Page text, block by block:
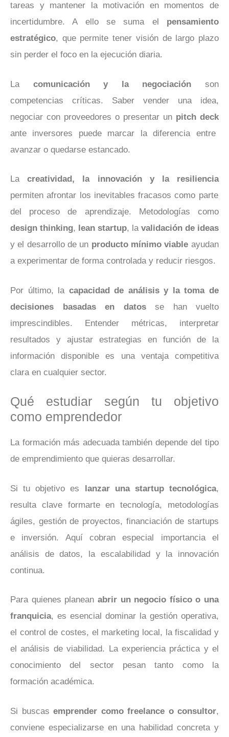
tareas y mantener la motivación en momentos de
incertidumbre. A ello se suma el pensamiento
estratégico, que permite tener visión de largo plazo
sin perder el foco en la ejecución diaria.
La comunicación y la negociación son
competencias críticas. Saber vender una idea,
negociar con proveedores o presentar un pitch deck
ante inversores puede marcar la diferencia entre
avanzar o quedarse estancado.
Lacreatividad, la innovación y la resiliencia
permiten afrontar los inevitables fracasos como parte
del proceso de aprendizaje. Metodologías como
design thinking, lean startup, la validación de ideas
y el desarrollo de un producto mínimo viable ayudan
a experimentar de forma controlada y reducir riesgos.
Por último, la capacidad de análisis y la toma de
decisiones basadas en datosse han vuelto
imprescindibles. Entender métricas, interpretar
resultados y ajustar estrategias en función de la
información disponible es una ventaja competitiva
clara en cualquier sector.
Qué estudiar según tu objetivo
como emprendedor
La formación más adecuada también depende del tipo
de emprendimiento que quieras desarrollar.
Si tu objetivo es lanzar una startup tecnológica,
resulta clave formarte en tecnología, metodologías
ágiles, gestión de proyectos, financiación de startups
e inversión. Aquí cobran especial importancia el
análisis de datos, la escalabilidad y la innovación
continua.
Para quienes planean abrir un negocio físico o una
franquicia, es esencial dominar la gestión operativa,
el control de costes, el marketing local, la fiscalidad y
el análisis de viabilidad. La experiencia práctica y el
conocimiento del sector pesan tanto como la
formación académica.
Si buscas emprender como freelance o consultor,
conviene especializarse en una habilidad concreta y